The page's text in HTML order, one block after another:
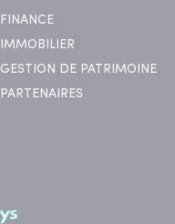
FINANCE
IMMOBILIER
GESTION DE PATRIMOINE
PARTENAIRES